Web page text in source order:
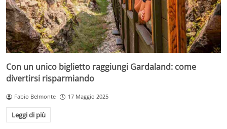
Con un unico biglietto raggiungi Gardaland: come
divertirsi risparmiando
Fabio Belmonte 17 Maggio 2025
Leggi di più